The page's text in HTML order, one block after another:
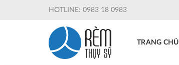
HOTLINE: 0983 18 0983
TRANG CHỦ